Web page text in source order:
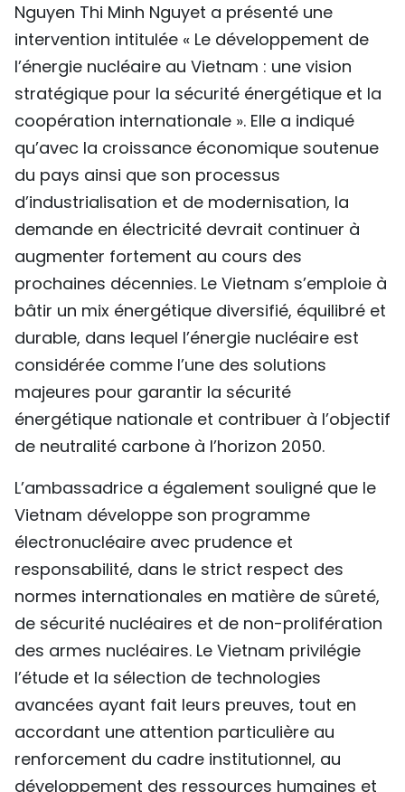
Nguyen Thi Minh Nguyet a présenté une
intervention intitulée « Le développement de
l’énergie nucléaire au Vietnam : une vision
stratégique pour la sécurité énergétique et la
coopération internationale ». Elle a indiqué
qu’avec la croissance économique soutenue
du pays ainsi que son processus
d’industrialisation et de modernisation, la
demande en électricité devrait continuer à
augmenter fortement au cours des
prochaines décennies. Le Vietnam s’emploie à
bâtir un mix énergétique diversifié, équilibré et
durable, dans lequel l’énergie nucléaire est
considérée comme l’une des solutions
majeures pour garantir la sécurité
énergétique nationale et contribuer à l’objectif
de neutralité carbone à l’horizon 2050.
L’ambassadrice a également souligné que le
Vietnam développe son programme
électronucléaire avec prudence et
responsabilité, dans le strict respect des
normes internationales en matière de sûreté,
de sécurité nucléaires et de non-prolifération
des armes nucléaires. Le Vietnam privilégie
l’étude et la sélection de technologies
avancées ayant fait leurs preuves, tout en
accordant une attention particulière au
renforcement du cadre institutionnel, au
développement des ressources humaines et